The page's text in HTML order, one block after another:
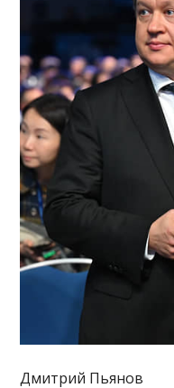
Дмитрий Пьянов